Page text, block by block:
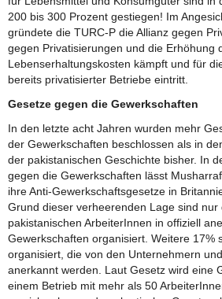
200 bis 300 Prozent gestiegen! Im
gründete die TURC-P die Allianz gegen
gegen Privatisierungen und die Erhöhung
Lebenserhaltungskosten kämpft und für
bereits privatisierter Betriebe eintritt.
Gesetze gegen die Gewerkschaften
In den letzte acht Jahren wurden mehr
der Gewerkschaften beschlossen als in
der pakistanischen Geschichte bisher. In
gegen die Gewerkschaften lässt
ihre Anti-Gewerkschaftsgesetze in
Grund dieser verheerenden Lage sind nur
pakistanischen ArbeiterInnen in offiziell
Gewerkschaften organisiert. Weitere 17%
organisiert, die von den Unternehmern
anerkannt werden. Laut Gesetz wird eine
einem Betrieb mit mehr als 50